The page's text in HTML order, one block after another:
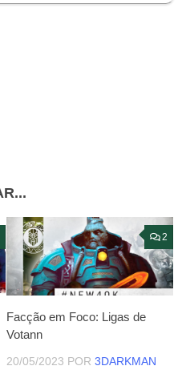
2
Facção em Foco: Ligas de
Votann
20/05/2023 POR 3DARKMAN